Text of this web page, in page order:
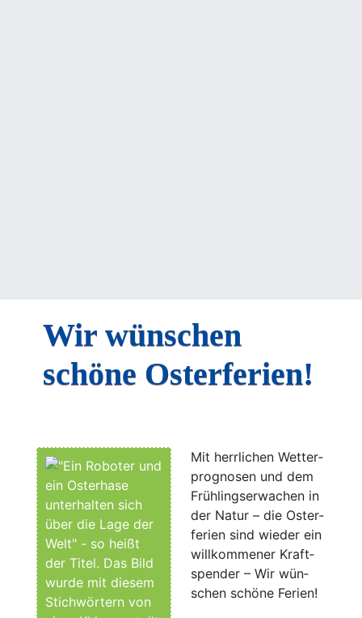
Wir wünschen
schöne Osterferien!
Mit herr­li­chen Wet­ter­
pro­gno­sen und dem
Früh­lings­er­wa­chen in
der Natur – die Oster­
fe­ri­en sind wie­der ein
will­kom­me­ner Kraft­
spen­der – Wir wün­
schen schö­ne Ferien!